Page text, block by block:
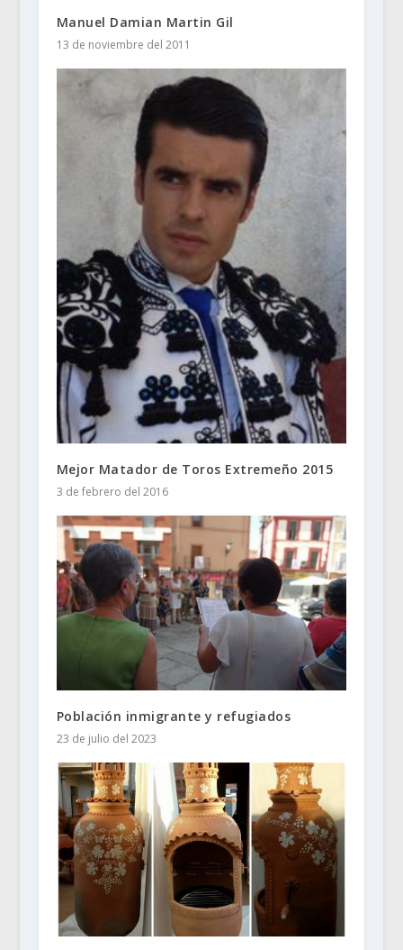
Manuel Damian Martin Gil
13 de noviembre del 2011
Mejor Matador de Toros Extremeño 2015
3 de febrero del 2016
Población inmigrante y refugiados
23 de julio del 2023